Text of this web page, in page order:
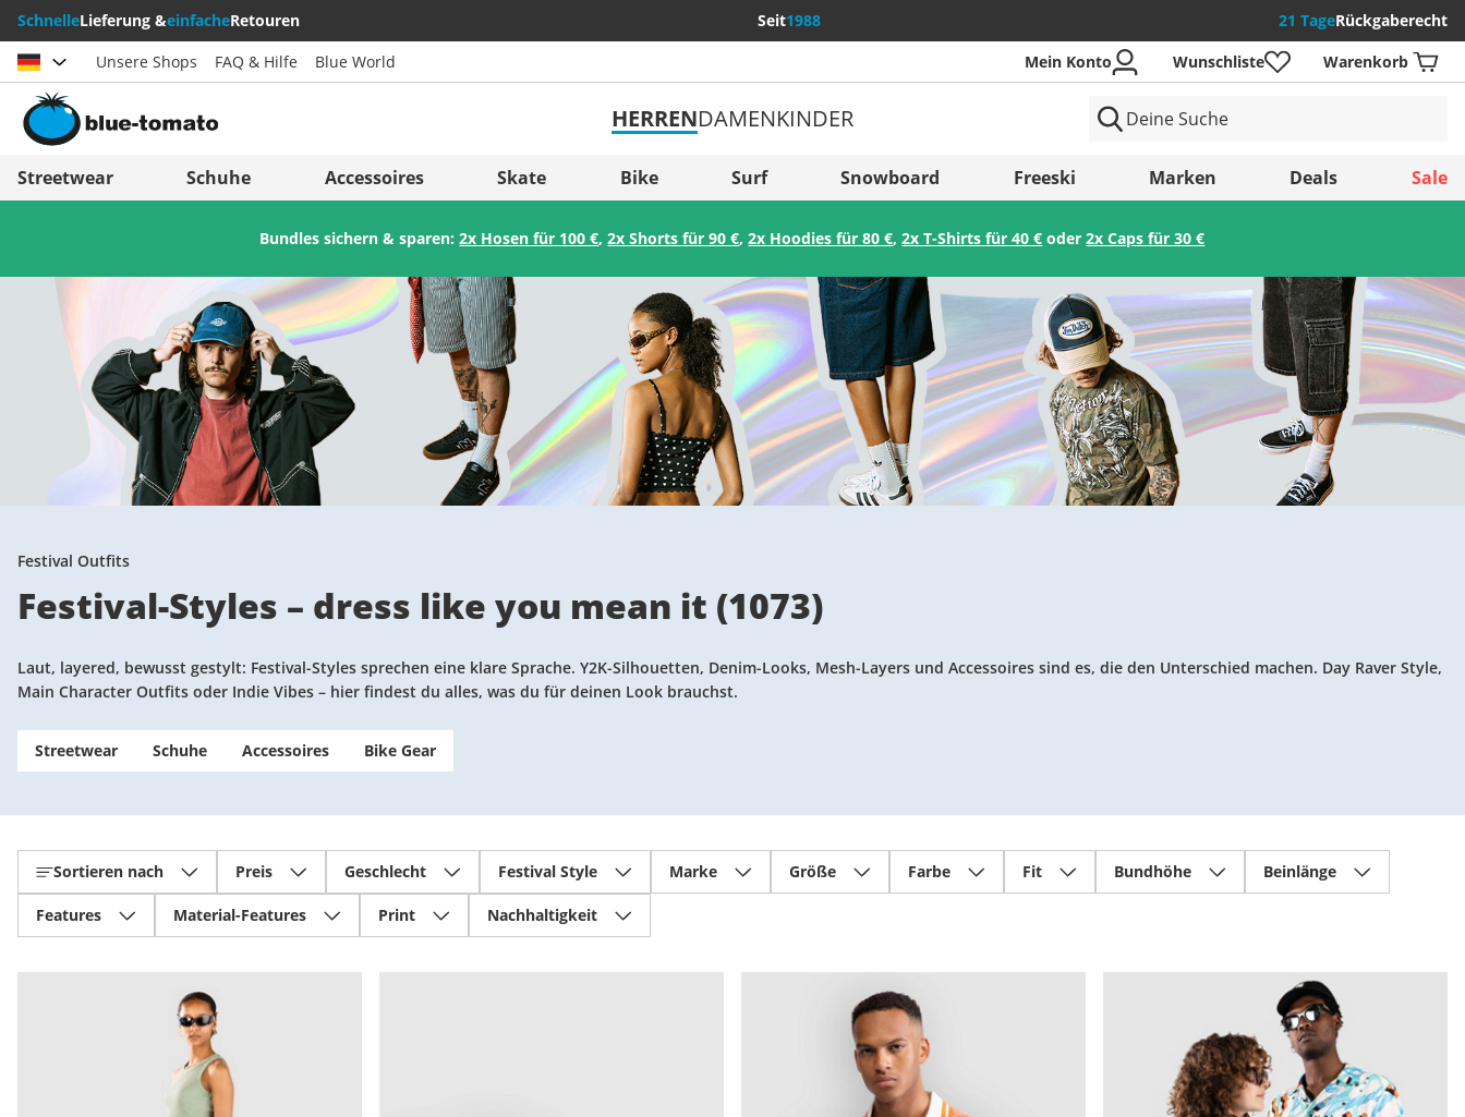
SchnelleLieferung &einfacheRetouren Seit1988 21 TageRückgaberecht
Land auswählen
Österreich
Svizzera (Italiano)
France
Italia (Italiano)
Italien (Deutsch)
España
Suomi
United Kingdom
Slovenija
België (Nederlands)
Belgique (Français)
Danmark
Norge
Speichern
Unsere Shops FAQ & Hilfe Blue World Mein Konto Wunschliste Warenkorb
HERRENDAMENKINDER
Streetwear Schuhe Accessoires Skate Bike Surf Snowboard Freeski Marken Deals Sale
Bundles sichern & sparen:2x Hosen für 100 €,2x Shorts für 90 €,2x Hoodies für 80 €,2x T-Shirts für 40 € oder2x Caps für 30 €
Festival Outfits
Festival-Styles – dress like you mean it (1073)
Laut, layered, bewusst gestylt: Festival-Styles sprechen eine klare Sprache. Y2K-Silhouetten, Denim-Looks, Mesh-Layers und Accessoires sind es, die den Unterschied machen. Day Raver Style,
Main Character Outfits oder Indie Vibes – hier findest du alles, was du für deinen Look brauchst.
Streetwear Schuhe Accessoires Bike Gear
Sortieren nach Preis Geschlecht Festival Style Marke Größe Farbe Fit Bundhöhe Beinlänge
Features Material-Features Print Nachhaltigkeit